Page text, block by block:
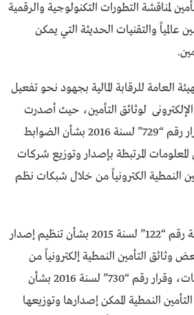
لمناقشة التطورات التكنولوجية والرقمية
عالمياً والتقنيات الحديثة التي يمكن
العامة للرقابة المالية بجهود نحو تفعيل
لوثائق التأمين، حيث أصدرت
عدد من القرارات ومنها قرار رقم “729” لسنة 2016 بشأن الضوابط
المعلومات المرتبطة بإصدار وتوزيع شركات
النمطية الكترونياً من خلال شبكات نظم
ونوه الاتحاد عن قرار الهيئة رقم “122” لسنة 2015 بشأن تنظيم إصدار
وثائق التأمين النمطية إلكترونياً من
خلال شبكات نظم المعلومات، وقرار رقم “730” لسنة 2016 بشأن
النمطية الممكن إصدارها وتوزيعها